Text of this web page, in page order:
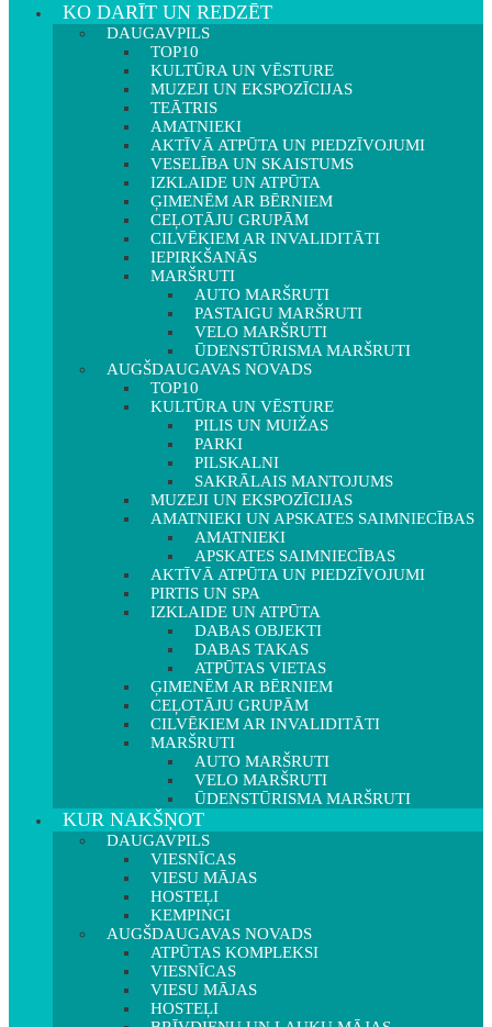
KO DARĪT UN REDZĒT
DAUGAVPILS
TOP10
KULTŪRA UN VĒSTURE
MUZEJI UN EKSPOZĪCIJAS
TEĀTRIS
AMATNIEKI
AKTĪVĀ ATPŪTA UN PIEDZĪVOJUMI
VESELĪBA UN SKAISTUMS
IZKLAIDE UN ATPŪTA
ĢIMENĒM AR BĒRNIEM
CEĻOTĀJU GRUPĀM
CILVĒKIEM AR INVALIDITĀTI
IEPIRKŠANĀS
MARŠRUTI
AUTO MARŠRUTI
PASTAIGU MARŠRUTI
VELO MARŠRUTI
ŪDENSTŪRISMA MARŠRUTI
AUGŠDAUGAVAS NOVADS
TOP10
KULTŪRA UN VĒSTURE
PILIS UN MUIŽAS
PARKI
PILSKALNI
SAKRĀLAIS MANTOJUMS
MUZEJI UN EKSPOZĪCIJAS
AMATNIEKI UN APSKATES SAIMNIECĪBAS
AMATNIEKI
APSKATES SAIMNIECĪBAS
AKTĪVĀ ATPŪTA UN PIEDZĪVOJUMI
PIRTIS UN SPA
IZKLAIDE UN ATPŪTA
DABAS OBJEKTI
DABAS TAKAS
ATPŪTAS VIETAS
ĢIMENĒM AR BĒRNIEM
CEĻOTĀJU GRUPĀM
CILVĒKIEM AR INVALIDITĀTI
MARŠRUTI
AUTO MARŠRUTI
VELO MARŠRUTI
ŪDENSTŪRISMA MARŠRUTI
KUR NAKŠŅOT
DAUGAVPILS
VIESNĪCAS
VIESU MĀJAS
HOSTEĻI
KEMPINGI
AUGŠDAUGAVAS NOVADS
ATPŪTAS KOMPLEKSI
VIESNĪCAS
VIESU MĀJAS
HOSTEĻI